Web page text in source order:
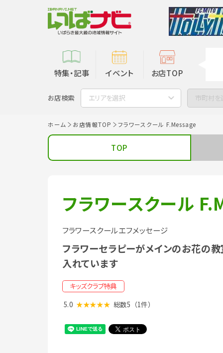
特集・記事 イベント お店TOP
お店検索 エリアを選択 市町村を
ホーム お店情報TOP フラワースクール F.Message
TOP
フラワースクール
フラワースクールエフメッセージ
フラワーセラピーがメインのお花の
入れています
キッズクラブ特典
5.0 ★★★★★ 総数5 （1件）